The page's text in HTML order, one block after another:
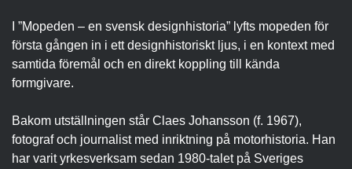
I ”Mopeden – en svensk designhistoria” lyfts mopeden för
första gången in i ett designhistoriskt ljus, i en kontext med
samtida föremål och en direkt koppling till kända
formgivare.
Bakom utställningen står Claes Johansson (f. 1967),
fotograf och journalist med inriktning på motorhistoria. Han
har varit yrkesverksam sedan 1980-talet på Sveriges